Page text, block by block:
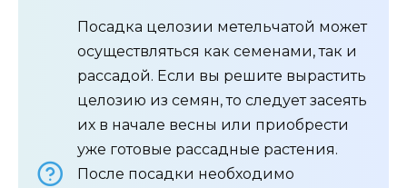
Посадка целозии метельчатой может
осуществляться как семенами, так и
рассадой. Если вы решите вырастить
целозию из семян, то следует засеять
их в начале весны или приобрести
уже готовые рассадные растения.
После посадки необходимо